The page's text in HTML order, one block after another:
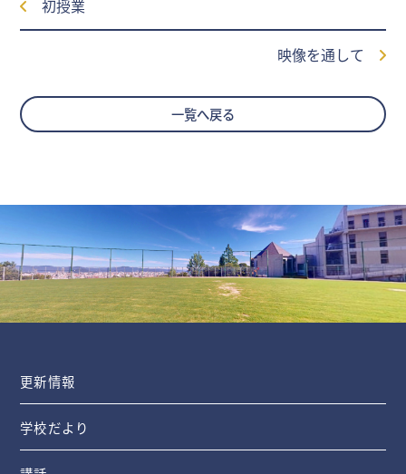
初授業
映像を通して
一覧へ戻る
更新情報
学校だより